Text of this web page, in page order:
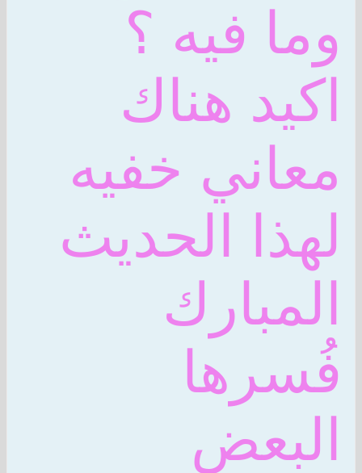
وما فيه ؟
اكيد هناك
معاني خفيه
لهذا الحديث
المبارك
فُسرها
البعض